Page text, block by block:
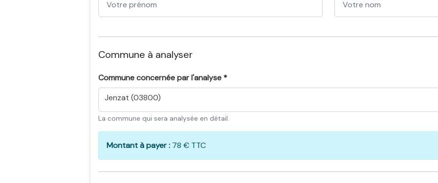
Commune à analyser
Commune concernée par l'analyse *
Jenzat (03800)
La commune qui sera analysée en détail.
Montant à payer : 78 € TTC